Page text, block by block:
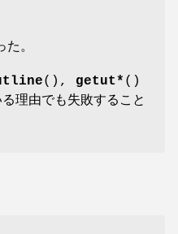
。
(), getut* ()
理由でも失敗すること